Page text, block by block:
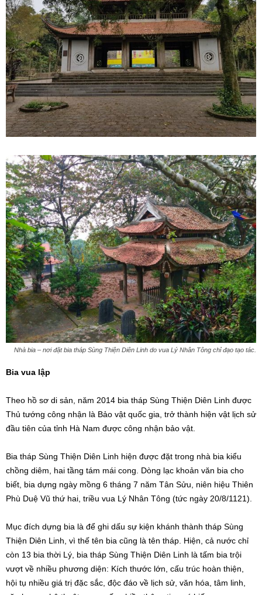
Nhà bia – nơi đặt bia tháp Sùng Thiện Diên Linh do vua Lý Nhân Tông chỉ đạo tạo tác.
Bia vua lập
Theo hồ sơ di sản, năm 2014 bia tháp Sùng Thiện Diên Linh được
Thủ tướng công nhận là Bảo vật quốc gia, trở thành hiện vật lịch sử
đầu tiên của tỉnh Hà Nam được công nhận bảo vật.
Bia tháp Sùng Thiện Diên Linh hiện được đặt trong nhà bia kiểu
chồng diêm, hai tầng tám mái cong. Dòng lạc khoản văn bia cho
biết, bia dựng ngày mồng 6 tháng 7 năm Tân Sửu, niên hiệu Thiên
Phù Duệ Vũ thứ hai, triều vua Lý Nhân Tông (tức ngày 20/8/1121).
Mục đích dựng bia là để ghi dấu sự kiện khánh thành tháp Sùng
Thiện Diên Linh, vì thế tên bia cũng là tên tháp. Hiện, cả nước chỉ
còn 13 bia thời Lý, bia tháp Sùng Thiện Diên Linh là tấm bia trội
vượt về nhiều phương diện: Kích thước lớn, cấu trúc hoàn thiện,
hội tụ nhiều giá trị đặc sắc, độc đáo về lịch sử, văn hóa, tâm linh,